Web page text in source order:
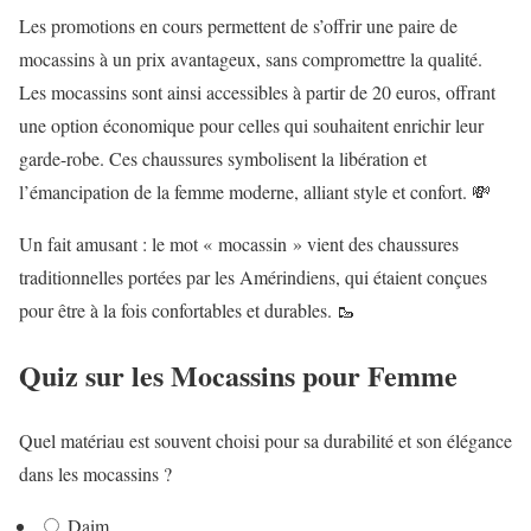
Les promotions en cours permettent de s’offrir une paire de
mocassins à un prix avantageux, sans compromettre la qualité.
Les mocassins sont ainsi accessibles à partir de 20 euros, offrant
une option économique pour celles qui souhaitent enrichir leur
garde-robe. Ces chaussures symbolisent la libération et
l’émancipation de la femme moderne, alliant style et confort. 💸
Un fait amusant : le mot « mocassin » vient des chaussures
traditionnelles portées par les Amérindiens, qui étaient conçues
pour être à la fois confortables et durables. 🥾
Quiz sur les Mocassins pour Femme
Quel matériau est souvent choisi pour sa durabilité et son élégance
dans les mocassins ?
Daim